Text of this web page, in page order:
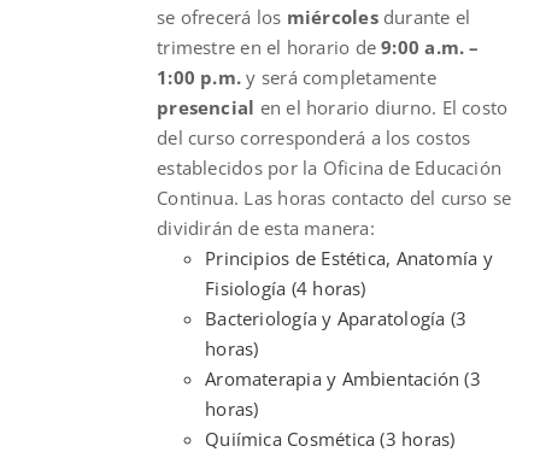
se ofrecerá los miércolesdurante el
trimestre en el horario de9:00 a.m. –
1:00 p.m. y será completamente
presencial en el horario diurno. El costo
del curso corresponderá a los costos
establecidos por la Oficina de Educación
Continua. Las horas contacto del curso se
dividirán de esta manera:
Principios de Estética, Anatomía y
Fisiología (4 horas)
Bacteriología y Aparatología (3
horas)
Aromaterapia y Ambientación (3
horas)
Quiímica Cosmética (3 horas)